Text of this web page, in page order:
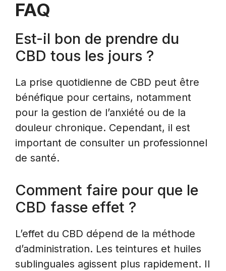
FAQ
Est-il bon de prendre du
CBD tous les jours ?
La prise quotidienne de CBD peut être
bénéfique pour certains, notamment
pour la gestion de l’anxiété ou de la
douleur chronique. Cependant, il est
important de consulter un professionnel
de santé.
Comment faire pour que le
CBD fasse effet ?
L’effet du CBD dépend de la méthode
d’administration. Les teintures et huiles
sublinguales agissent plus rapidement. Il